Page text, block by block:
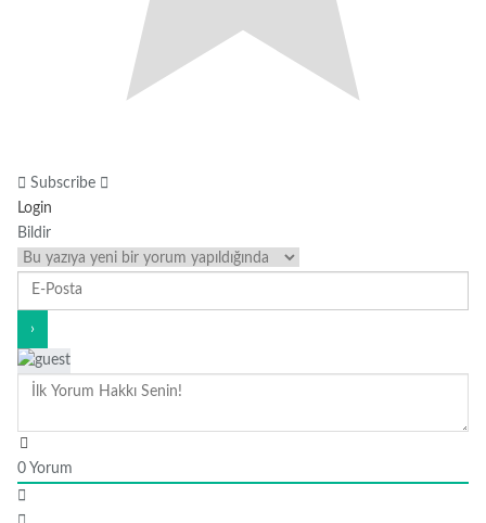
Subscribe
Login
Bildir
0 Yorum